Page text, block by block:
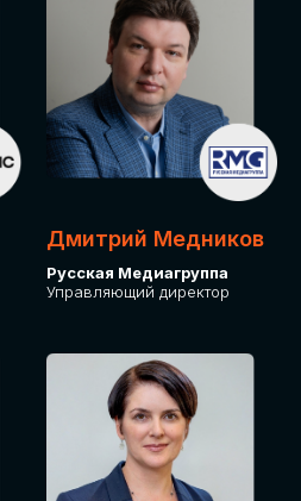
Дмитрий Медников
Русская Медиагруппа
Управляющий директор